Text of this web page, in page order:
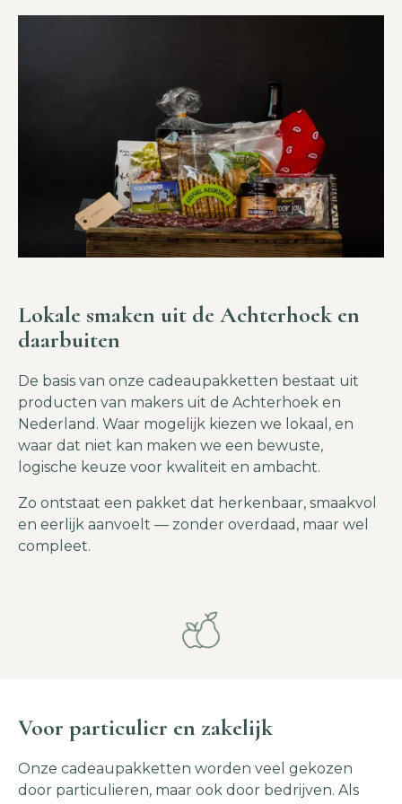
Lokale smaken uit de Achterhoek en
daarbuiten
De basis van onze cadeaupakketten bestaat uit
producten van makers uit de Achterhoek en
Nederland. Waar mogelijk kiezen we lokaal, en
waar dat niet kan maken we een bewuste,
logische keuze voor kwaliteit en ambacht.
Zo ontstaat een pakket dat herkenbaar, smaakvol
en eerlijk aanvoelt — zonder overdaad, maar wel
compleet.
Voor particulier en zakelijk
Onze cadeaupakketten worden veel gekozen
door particulieren, maar ook door bedrijven. Als